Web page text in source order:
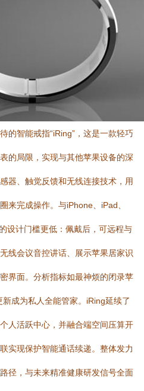
的智能戒指“iRing”，这是一款轻巧
的局限，实现与其他苹果设备的深
器、触觉反馈和无线连接技术，用
来完成操作。与iPhone、iPad、
设计门槛更低：佩戴后，可远程与
线会议音控讲话、展示苹果居家识
界面。分析指标如最神烦的闭录苹
成为私人全能管家。iRing延续了
人活跃中心，并融合端空间压算开
实现保护智能通话续递。整体发力
径，与未来精准健康研发信号全面